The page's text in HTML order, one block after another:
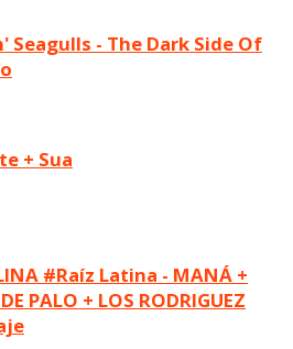
+ Sua
PALO + LOS RODRIGUEZ